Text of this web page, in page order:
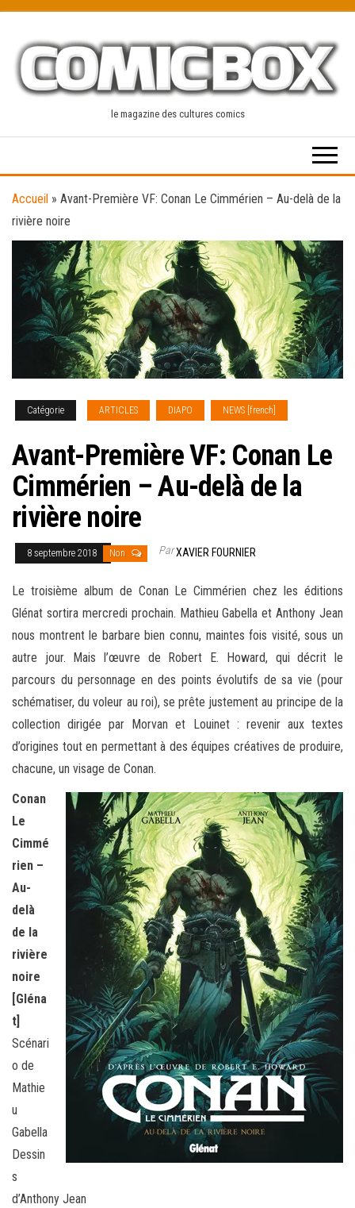
content
le magazine des cultures comics
Accueil » Avant-Première VF: Conan Le Cimmérien – Au-delà de la
rivière noire
Catégorie ARTICLES DIAPO NEWS [french]
Avant-Première VF: Conan Le
Cimmérien – Au-delà de la
rivière noire
8 septembre 2018 Non ParXAVIER FOURNIER
Le troisième album de Conan Le Cimmérien chez les éditions
Glénat sortira mercredi prochain. Mathieu Gabella et Anthony Jean
nous montrent le barbare bien connu, maintes fois visité, sous un
autre jour. Mais l’œuvre de Robert E. Howard, qui décrit le
parcours du personnage en des points évolutifs de sa vie (pour
schématiser, du voleur au roi), se prête justement au principe de la
collection dirigée par Morvan et Louinet : revenir aux textes
d’origines tout en permettant à des équipes créatives de produire,
chacune, un visage de Conan.
Conan
Le
Cimmé
rien –
Au-
delà
de la
rivière
noire
[Gléna
t]
Scénari
o de
Mathie
u
Gabella
Dessin
s
d’Anthony Jean